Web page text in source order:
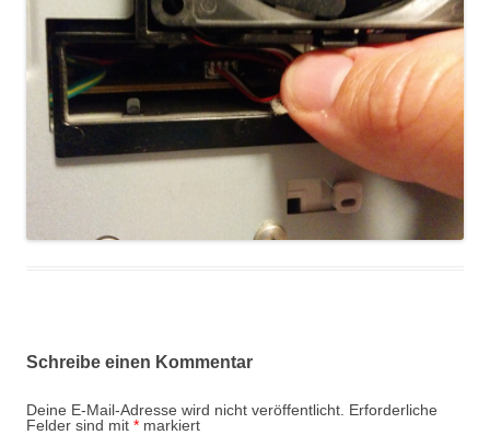
Schreibe einen Kommentar
Deine E-Mail-Adresse wird nicht veröffentlicht. Erforderliche
Felder sind mit * markiert